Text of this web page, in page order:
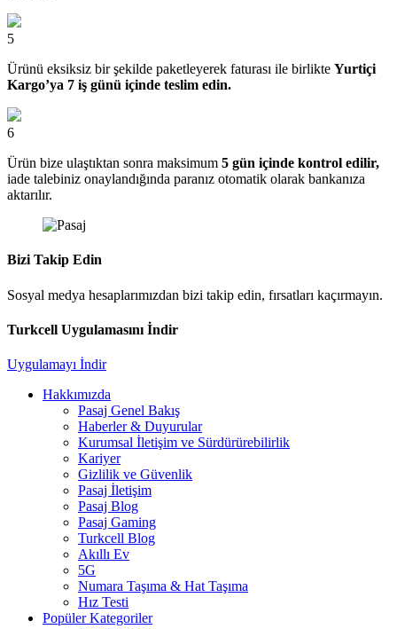
5
Ürünü eksiksiz bir şekilde paketleyerek faturası ile birlikte Yurtiçi
Kargo’ya 7 iş günü içinde teslim edin.
6
Ürün bize ulaştıktan sonra maksimum 5 gün içinde kontrol edilir,
iade talebiniz onaylandığında paranız otomatik olarak bankanıza
aktarılır.
Bizi Takip Edin
Sosyal medya hesaplarımızdan bizi takip edin, fırsatları kaçırmayın.
Turkcell Uygulamasını İndir
Uygulamayı İndir
Hakkımızda
Pasaj Genel Bakış
Haberler & Duyurular
Kurumsal İletişim ve Sürdürürebilirlik
Kariyer
Gizlilik ve Güvenlik
Pasaj İletişim
Pasaj Blog
Pasaj Gaming
Turkcell Blog
Akıllı Ev
5G
Numara Taşıma & Hat Taşıma
Hız Testi
Popüler Kategoriler